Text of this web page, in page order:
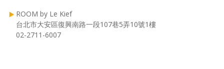
ROOM by Le Kief
台北市大安區復興南路一段107巷5弄10號1樓
02-2711-6007